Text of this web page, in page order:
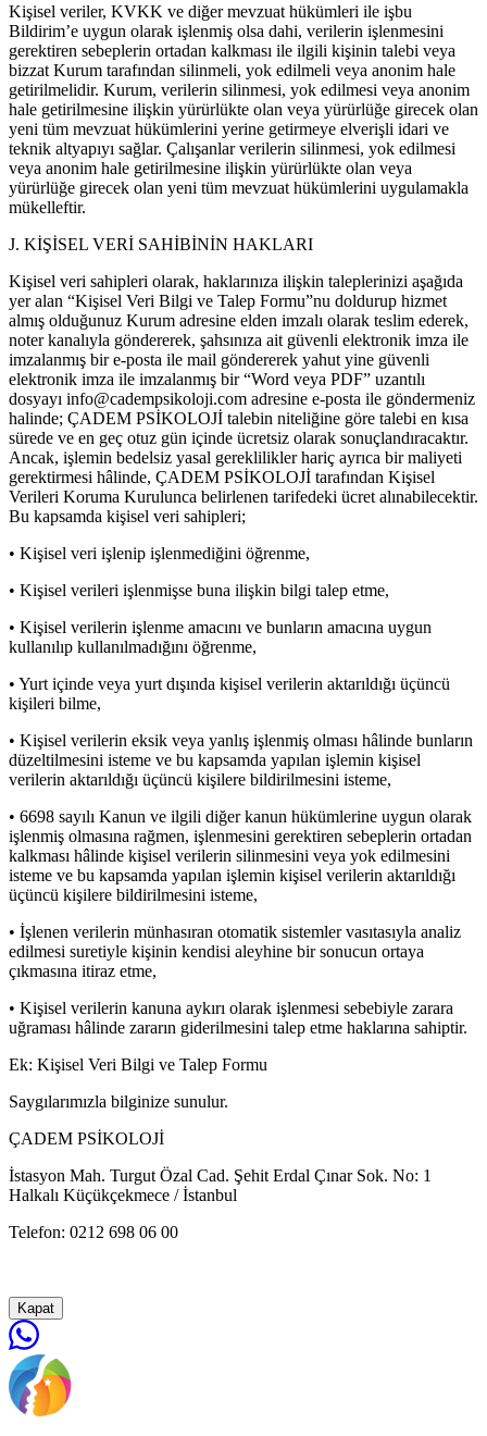
Kişisel veriler, KVKK ve diğer mevzuat hükümleri ile işbu
Bildirim’e uygun olarak işlenmiş olsa dahi, verilerin işlenmesini
gerektiren sebeplerin ortadan kalkması ile ilgili kişinin talebi veya
bizzat Kurum tarafından silinmeli, yok edilmeli veya anonim hale
getirilmelidir. Kurum, verilerin silinmesi, yok edilmesi veya anonim
hale getirilmesine ilişkin yürürlükte olan veya yürürlüğe girecek olan
yeni tüm mevzuat hükümlerini yerine getirmeye elverişli idari ve
teknik altyapıyı sağlar. Çalışanlar verilerin silinmesi, yok edilmesi
veya anonim hale getirilmesine ilişkin yürürlükte olan veya
yürürlüğe girecek olan yeni tüm mevzuat hükümlerini uygulamakla
mükelleftir.
J. KİŞİSEL VERİ SAHİBİNİN HAKLARI
Kişisel veri sahipleri olarak, haklarınıza ilişkin taleplerinizi aşağıda
yer alan “Kişisel Veri Bilgi ve Talep Formu”nu doldurup hizmet
almış olduğunuz Kurum adresine elden imzalı olarak teslim ederek,
noter kanalıyla göndererek, şahsınıza ait güvenli elektronik imza ile
imzalanmış bir e-posta ile mail göndererek yahut yine güvenli
elektronik imza ile imzalanmış bir “Word veya PDF” uzantılı
dosyayı info@cadempsikoloji.com adresine e-posta ile göndermeniz
halinde; ÇADEM PSİKOLOJİ talebin niteliğine göre talebi en kısa
sürede ve en geç otuz gün içinde ücretsiz olarak sonuçlandıracaktır.
Ancak, işlemin bedelsiz yasal gereklilikler hariç ayrıca bir maliyeti
gerektirmesi hâlinde, ÇADEM PSİKOLOJİ tarafından Kişisel
Verileri Koruma Kurulunca belirlenen tarifedeki ücret alınabilecektir.
Bu kapsamda kişisel veri sahipleri;
• Kişisel veri işlenip işlenmediğini öğrenme,
• Kişisel verileri işlenmişse buna ilişkin bilgi talep etme,
• Kişisel verilerin işlenme amacını ve bunların amacına uygun
kullanılıp kullanılmadığını öğrenme,
• Yurt içinde veya yurt dışında kişisel verilerin aktarıldığı üçüncü
kişileri bilme,
• Kişisel verilerin eksik veya yanlış işlenmiş olması hâlinde bunların
düzeltilmesini isteme ve bu kapsamda yapılan işlemin kişisel
verilerin aktarıldığı üçüncü kişilere bildirilmesini isteme,
• 6698 sayılı Kanun ve ilgili diğer kanun hükümlerine uygun olarak
işlenmiş olmasına rağmen, işlenmesini gerektiren sebeplerin ortadan
kalkması hâlinde kişisel verilerin silinmesini veya yok edilmesini
isteme ve bu kapsamda yapılan işlemin kişisel verilerin aktarıldığı
üçüncü kişilere bildirilmesini isteme,
• İşlenen verilerin münhasıran otomatik sistemler vasıtasıyla analiz
edilmesi suretiyle kişinin kendisi aleyhine bir sonucun ortaya
çıkmasına itiraz etme,
• Kişisel verilerin kanuna aykırı olarak işlenmesi sebebiyle zarara
uğraması hâlinde zararın giderilmesini talep etme haklarına sahiptir.
Ek: Kişisel Veri Bilgi ve Talep Formu
Saygılarımızla bilginize sunulur.
ÇADEM PSİKOLOJİ
İstasyon Mah. Turgut Özal Cad. Şehit Erdal Çınar Sok. No: 1
Halkalı Küçükçekmece / İstanbul
Telefon: 0212 698 06 00
Kapat